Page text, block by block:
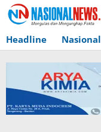
Lewati
ke
konten
Headline Nasional